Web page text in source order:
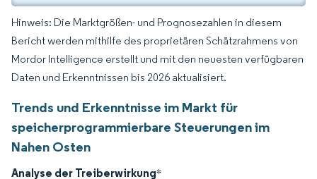
Hinweis: Die Marktgrößen- und Prognosezahlen in diesem
Bericht werden mithilfe des proprietären Schätzrahmens von
Mordor Intelligence erstellt und mit den neuesten verfügbaren
Daten und Erkenntnissen bis 2026 aktualisiert.
Trends und Erkenntnisse im Markt für
speicherprogrammierbare Steuerungen im
Nahen Osten
Analyse der Treiberwirkung*